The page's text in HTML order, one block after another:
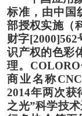
标准，由中国
部授权实施（
财字
识产权的色彩
理。
商业名称
2014年两次
之光”科学技